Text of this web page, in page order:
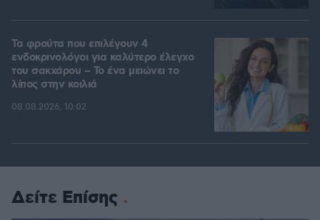
Τα φρούτα που επιλέγουν 4
ενδοκρινολόγοι για καλύτερο έλεγχο
του σακχάρου – Το ένα μειώνει το
λίπος στην κοιλιά
08.08.2026, 10:02
Δείτε Επίσης